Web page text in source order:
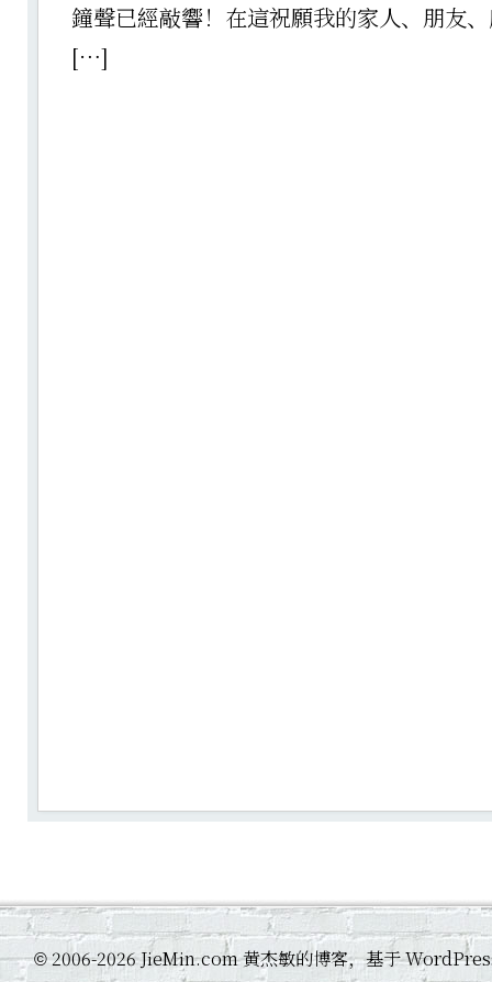
鐘聲已經敲響！在這祝願我的家人、朋友
[…]
©2006-2026 JieMin.com 黄杰敏的博客，基于